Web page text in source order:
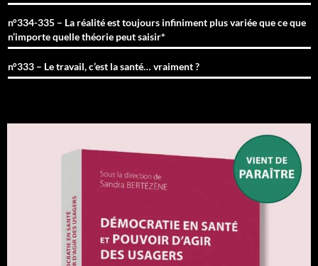
n°334-335 – La réalité est toujours infiniment plus variée que ce que
n’importe quelle théorie peut saisir*
n°333 – Le travail, c’est la santé… vraiment ?